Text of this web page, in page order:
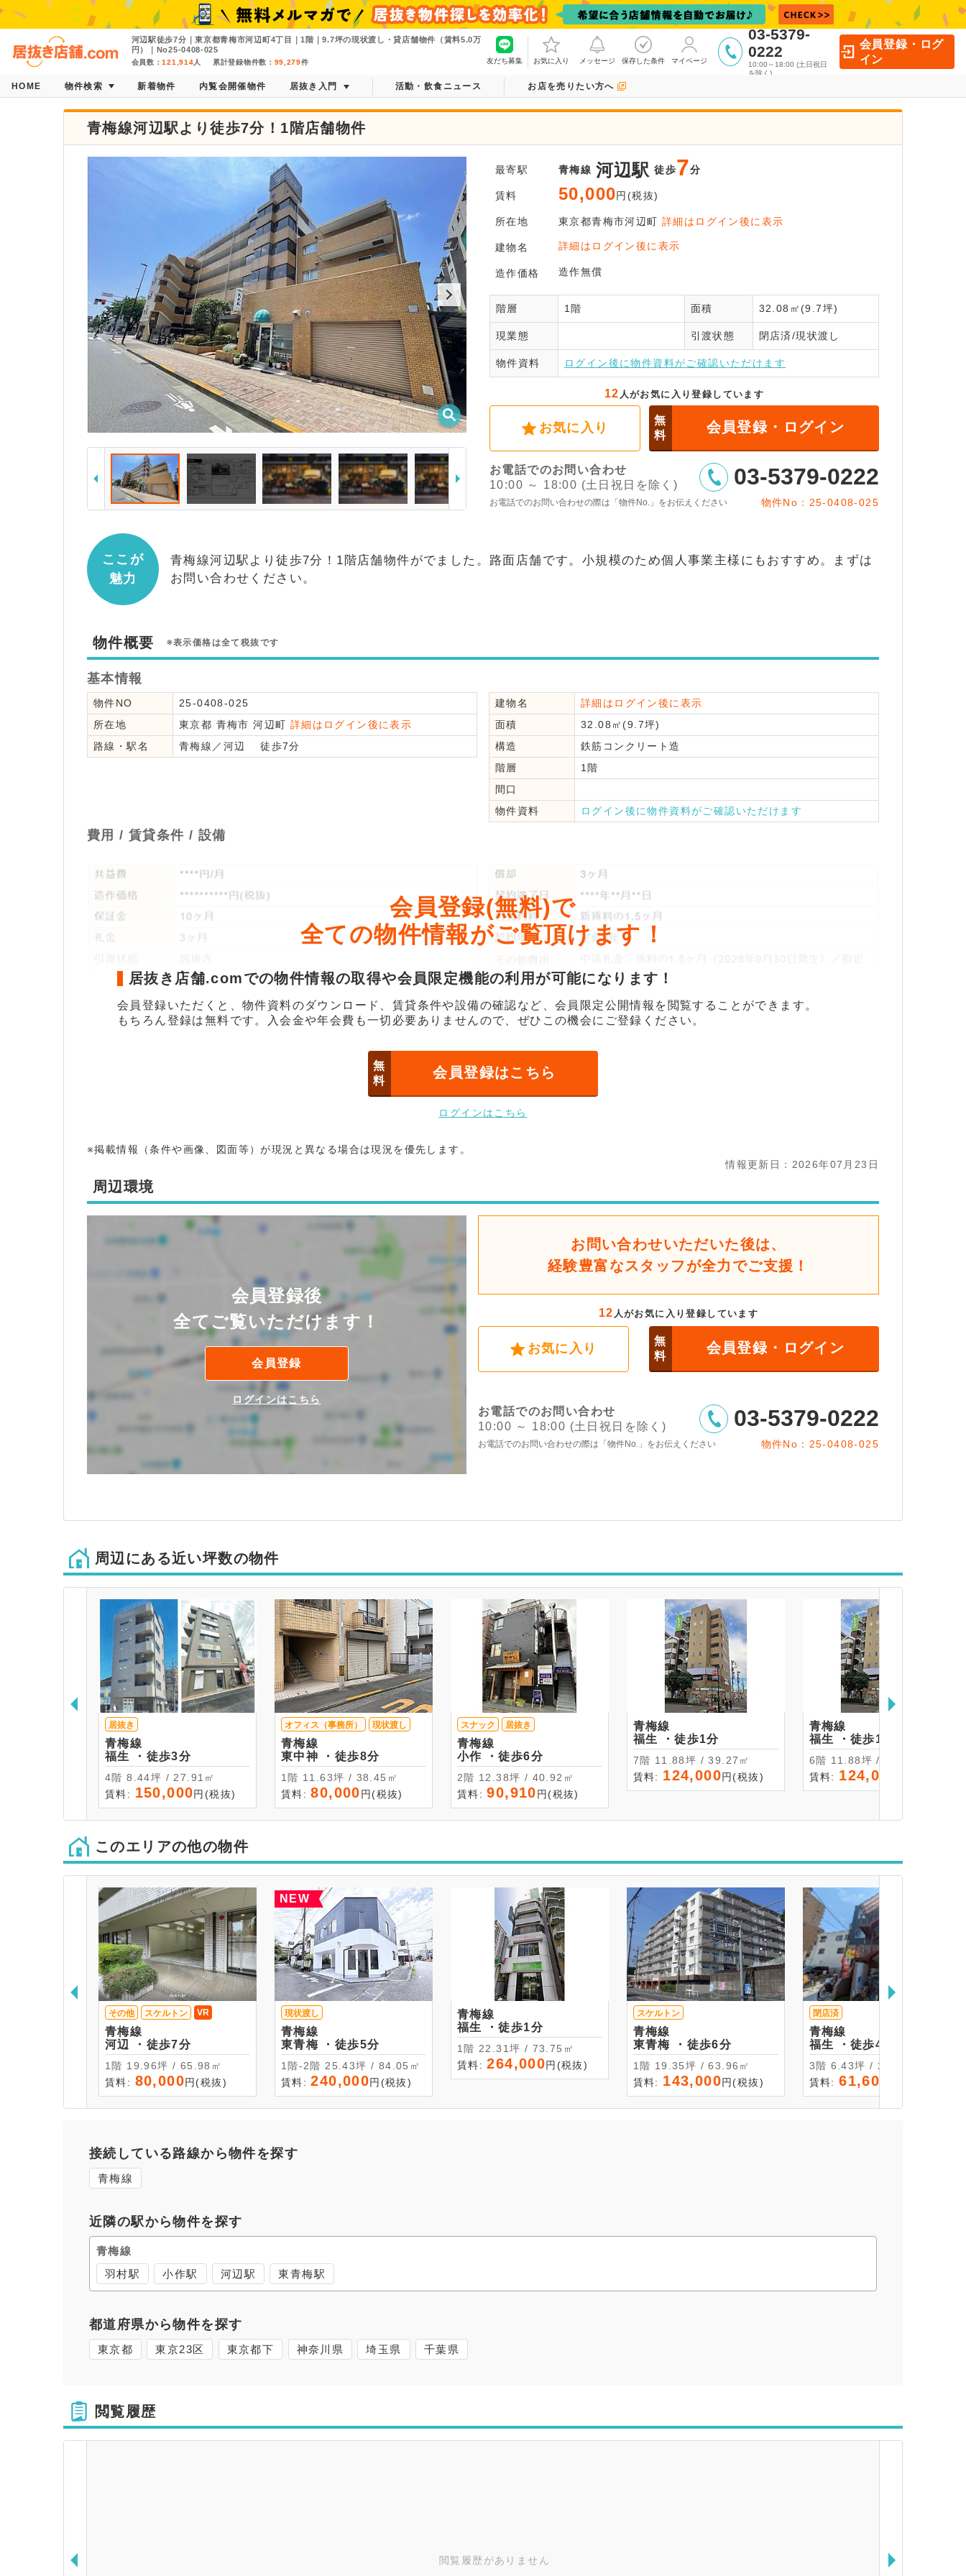
河辺駅徒歩7分｜東京都青梅市河辺町4丁目｜1階｜9.7坪の現状渡し・貸店舗物件（賃料5.0万
円）｜No25-0408-025
会員数：121,914人 累計登録物件数： 99,279件 友だち募集 お気に入り メッセージ 保存した条件 マイページ
03-5379-
0222
10:00～18:00 (土日祝日
を除く)
会員登録・ログ
イン
HOME 物件検索 新着物件 内覧会開催物件 居抜き入門 活動・飲食ニュース お店を売りたい方へ
青梅線河辺駅より徒歩7分！1階店舗物件
ログイン後に
平面図がご覧いただけます
ログインはこちら
最寄駅 青梅線 河辺駅 徒歩7分
賃料 50,000円(税抜)
所在地 東京都青梅市河辺町詳細はログイン後に表示
建物名 詳細はログイン後に表示
造作価格 造作無償
階層 1階 面積 32.08㎡(9.7坪)
現業態 引渡状態 閉店済/現状渡し
物件資料 ログイン後に物件資料がご確認いただけます
12 人がお気に入り登録しています
お気に入り
無
料
会員登録・ログイン
お電話でのお問い合わせ
10:00 ～ 18:00 (土日祝日を除く)
03-5379-0222
お電話でのお問い合わせの際は「物件No.」をお伝えください 物件No：25-0408-025
ここが
魅力
青梅線河辺駅より徒歩7分！1階店舗物件がでました。路面店舗です。小規模のため個人事業主様にもおすすめ。まずは
お問い合わせください。
物件概要 ※表示価格は全て税抜です
基本情報
物件NO
25-0408-025
所在地
東京都 青梅市 河辺町 詳細はログイン後に表示
路線・駅名
青梅線 ／ 河辺 徒歩7分
建物名
詳細はログイン後に表示
面積
32.08㎡(9.7坪)
構造
鉄筋コンクリート造
階層
1階
間口
物件資料
ログイン後に物件資料がご確認いただけます
費用 / 賃貸条件 / 設備
会員登録(無料)で
全ての物件情報がご覧頂けます！
居抜き店舗.comでの物件情報の取得や会員限定機能の利用が可能になります！
会員登録いただくと、物件資料のダウンロード、賃貸条件や設備の確認など、会員限定公開情報を閲覧することができます。
もちろん登録は無料です。入会金や年会費も一切必要ありませんので、ぜひこの機会にご登録ください。
無
料
会員登録はこちら
ログインはこちら
※掲載情報（条件や画像、図面等）が現況と異なる場合は現況を優先します。
情報更新日：2026年07月23日
周辺環境
会員登録後
全てご覧いただけます！
会員登録
ログインはこちら
お問い合わせいただいた後は、
経験豊富なスタッフが全力でご支援！
12 人がお気に入り登録しています
お気に入り
無
料
会員登録・ログイン
お電話でのお問い合わせ
10:00 ～ 18:00 (土日祝日を除く)
03-5379-0222
お電話でのお問い合わせの際は「物件No.」をお伝えください 物件No：25-0408-025
周辺にある近い坪数の物件
居抜き
青梅線
福生 ・徒歩3分
4階 8.44坪 / 27.91㎡
賃料: 150,000円(税抜)
オフィス（事務所） 現状渡し
青梅線
東中神 ・徒歩8分
1階 11.63坪 / 38.45㎡
賃料:80,000円(税抜)
スナック 居抜き
青梅線
小作 ・徒歩6分
2階 12.38坪 / 40.92㎡
賃料:90,910円(税抜)
青梅線
福生 ・徒歩1分
7階 11.88坪 / 39.27㎡
賃料: 124,000円(税抜)
青梅線
福生 ・徒歩1分
6階 11.88坪 / 39.27㎡
賃料: 124,000
このエリアの他の物件
その他 スケルトン VR
青梅線
河辺 ・徒歩7分
1階 19.96坪 / 65.98㎡
賃料: 80,000円(税抜)
NEW
現状渡し
青梅線
東青梅 ・徒歩5分
1階-2階 25.43坪 / 84.05㎡
賃料:240,000円(税抜)
青梅線
福生 ・徒歩1分
1階 22.31坪 / 73.75㎡
賃料:264,000円(税抜)
スケルトン
青梅線
東青梅 ・徒歩6分
1階 19.35坪 / 63.96㎡
賃料: 143,000円(税抜)
閉店済
青梅線
福生 ・徒歩4分
3階 6.43坪 / 21.26㎡
賃料:61,600
接続している路線から物件を探す
青梅線
近隣の駅から物件を探す
青梅線
羽村駅 小作駅 河辺駅 東青梅駅
都道府県から物件を探す
東京都 東京23区 東京都下 神奈川県 埼玉県 千葉県
閲覧履歴
閲覧履歴がありません